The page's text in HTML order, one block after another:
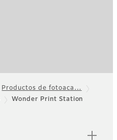
Productos de fotoaca…
Wonder Print Station